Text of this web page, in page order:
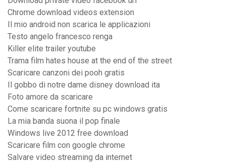
Chrome download videos extension
Il mio android non scarica le applicazioni
Testo angelo francesco renga
Killer elite trailer youtube
Trama film hates house at the end of the street
Scaricare canzoni dei pooh gratis
Il gobbo di notre dame disney download ita
Foto amore da scaricare
Come scaricare fortnite su pc windows gratis
La mia banda suona il pop finale
Windows live 2012 free download
Scaricare film con google chrome
Salvare video streaming da internet